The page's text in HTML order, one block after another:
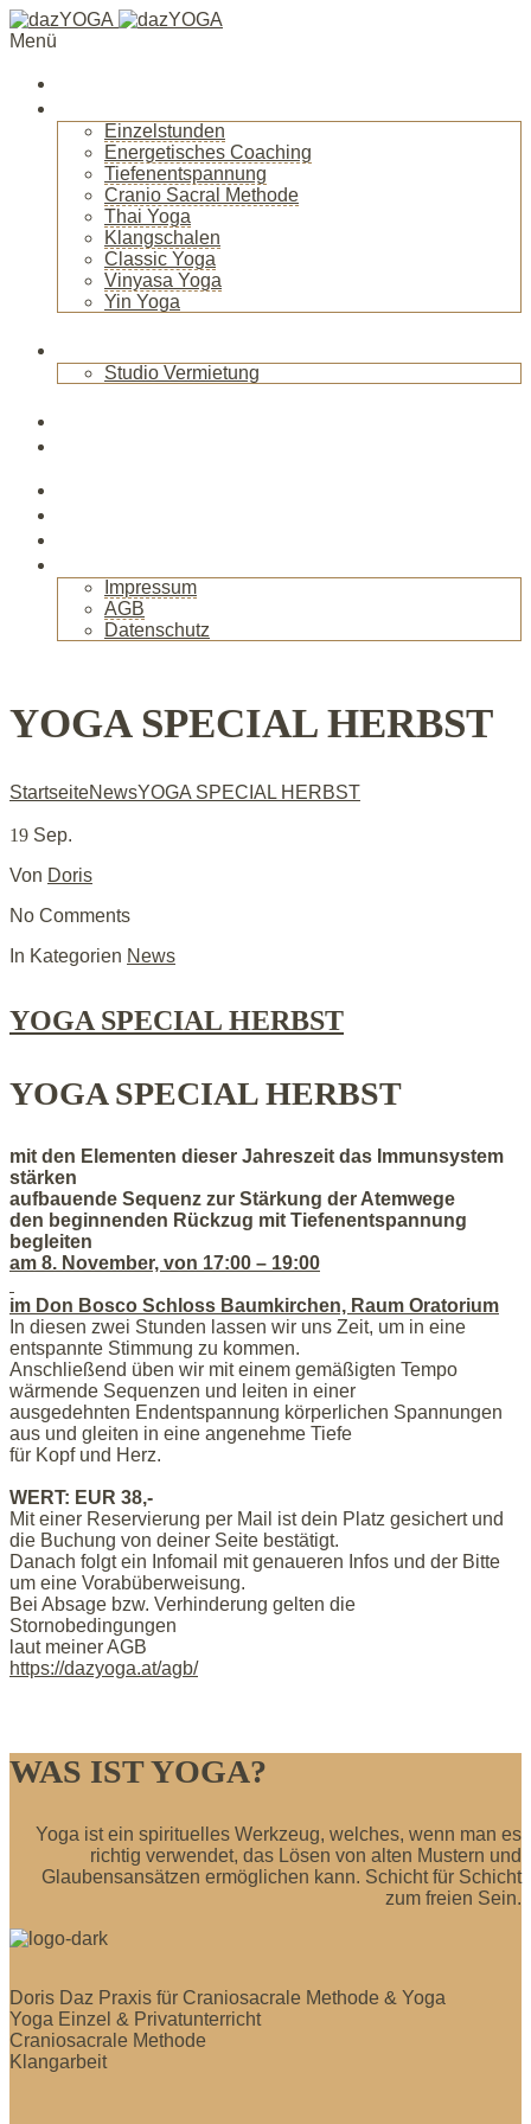
Menü
Einzelstunden
Energetisches Coaching
Tiefenentspannung
Cranio Sacral Methode
Thai Yoga
Klangschalen
Classic Yoga
Vinyasa Yoga
Yin Yoga
Studio Vermietung
Impressum
AGB
Datenschutz
YOGA SPECIAL HERBST
StartseiteNewsYOGA SPECIAL HERBST
19 Sep.
Von Doris
No Comments
In Kategorien News
YOGA SPECIAL HERBST
YOGA SPECIAL HERBST
mit den Elementen dieser Jahreszeit das Immunsystem
stärken
aufbauende Sequenz zur Stärkung der Atemwege
den beginnenden Rückzug mit Tiefenentspannung
begleiten
am 8. November, von 17:00 – 19:00
im Don Bosco Schloss Baumkirchen, Raum Oratorium
In diesen zwei Stunden lassen wir uns Zeit, um in eine
entspannte Stimmung zu kommen.
Anschließend üben wir mit einem gemäßigten Tempo
wärmende Sequenzen und leiten in einer
ausgedehnten Endentspannung körperlichen Spannungen
aus und gleiten in eine angenehme Tiefe
für Kopf und Herz.
WERT: EUR 38,-
Mit einer Reservierung per Mail ist dein Platz gesichert und
die Buchung von deiner Seite bestätigt.
Danach folgt ein Infomail mit genaueren Infos und der Bitte
um eine Vorabüberweisung.
Bei Absage bzw. Verhinderung gelten die
Stornobedingungen
laut meiner AGB
https://dazyoga.at/agb/
WAS IST YOGA?
Yoga ist ein spirituelles Werkzeug, welches, wenn man es
richtig verwendet, das Lösen von alten Mustern und
Glaubensansätzen ermöglichen kann. Schicht für Schicht
zum freien Sein.
Doris Daz Praxis für Craniosacrale Methode & Yoga
Yoga Einzel & Privatunterricht
Craniosacrale Methode
Klangarbeit